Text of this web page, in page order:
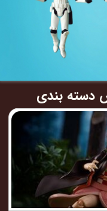
دسته بندی​​​​​​​